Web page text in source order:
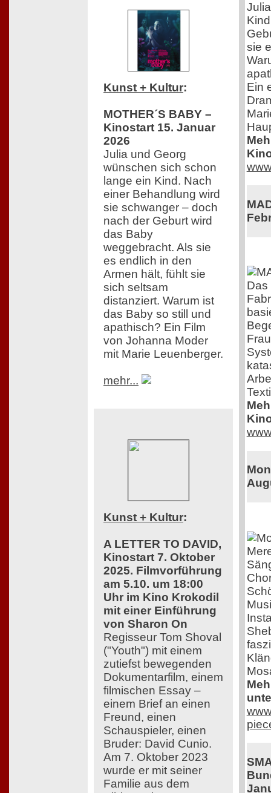
Kunst + Kultur:
MOTHER´S BABY –
Kinostart 15. Januar
2026
Julia und Georg
wünschen sich schon
lange ein Kind. Nach
einer Behandlung wird
sie schwanger – doch
nach der Geburt wird
das Baby
weggebracht. Als sie
es endlich in den
Armen hält, fühlt sie
sich seltsam
distanziert. Warum ist
das Baby so still und
apathisch? Ein Film
von Johanna Moder
mit Marie Leuenberger.
mehr...
Kunst + Kultur:
A LETTER TO DAVID,
Kinostart 7. Oktober
2025. Filmvorführung
am 5.10. um 18:00
Uhr im Kino Krokodil
mit einer Einführung
von Sharon On
Regisseur Tom Shoval
("Youth") mit einem
zutiefst bewegenden
Dokumentarfilm, einem
filmischen Essay –
einem Brief an einen
Freund, einen
Schauspieler, einen
Bruder: David Cunio.
Am 7. Oktober 2023
wurde er mit seiner
Familie aus dem
sie
Ein
Das